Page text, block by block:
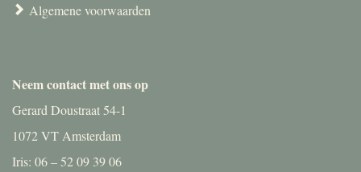
Algemene voorwaarden
Neem contact met ons op
Gerard Doustraat 54-1
1072 VT Amsterdam
Iris: 06 – 52 09 39 06